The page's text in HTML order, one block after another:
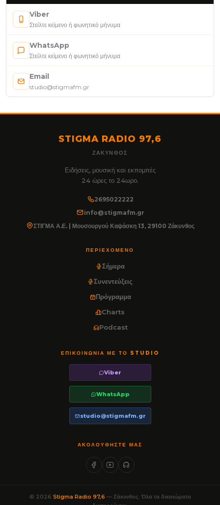
Viber
Στείλτε κείμενο ή φωνητικό μήνυμα
WhatsApp
Στείλτε κείμενο ή φωνητικό μήνυμα
Email
studio@stigmafm.gr
STIGMA RADIO 97,6
ΖΆΚΥΝΘΟΣ
Ειδήσεις, μουσική και εκπομπές
24 ώρες το 24ωρο.
2695022222
info@stigmafm.gr
ΣΤΙΓΜΑ Α.Ε. | Μουσουργού Καψάσκη 13, 29100 Ζάκυνθος
ΠΕΡΙΕΧΌΜΕΝΟ
Σήμερα
Συνεντεύξεις
Πρόγραμμα
Charts
Podcast
ΕΠΙΚΟΙΝΩΝΊΑ ΜΕ ΤΟ STUDIO
Viber
WhatsApp
studio@stigmafm.gr
ΑΚΟΛΟΥΘΉΣΤΕ ΜΑΣ
© 2026 Stigma Radio 97,6 — Ζάκυνθος. Όλα τα δικαιώματα